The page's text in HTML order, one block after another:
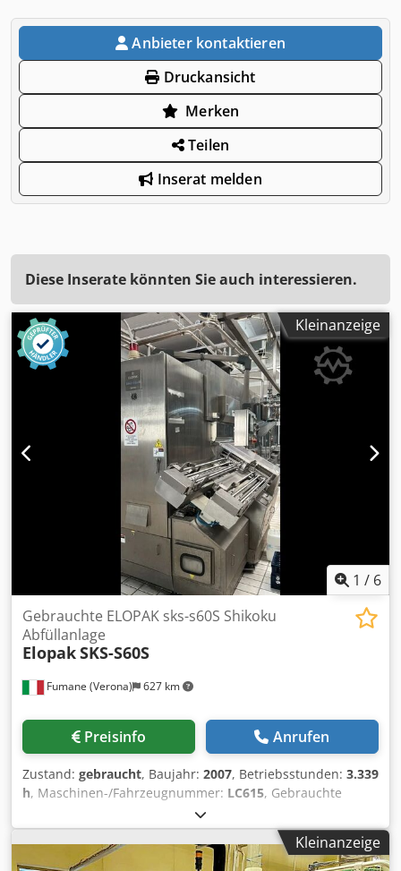
Anbieter kontaktieren
Druckansicht
Merken
Teilen
Inserat melden
Diese Inserate könnten Sie auch interessieren.
Kleinanzeige
1 / 6
Fumane (Verona) 627 km
Gebrauchte ELOPAK sks-s60S Shikoku
Abfüllanlage
ElopakSKS-S60S
Preisinfo Anrufen
Zustand: gebraucht, Baujahr: 2007, Betriebsstunden: 3.339
h, Maschinen-/Fahrzeugnummer: LC615, Gebrauchte
ELOPAK sks-s60S Shikoku FülllinieTechnische Daten &
LeistungsdatenDiese aseptische Füllmaschinenlinie für
Gable-Top-Kartons ist auf eine hochwertige
Kleinanzeige